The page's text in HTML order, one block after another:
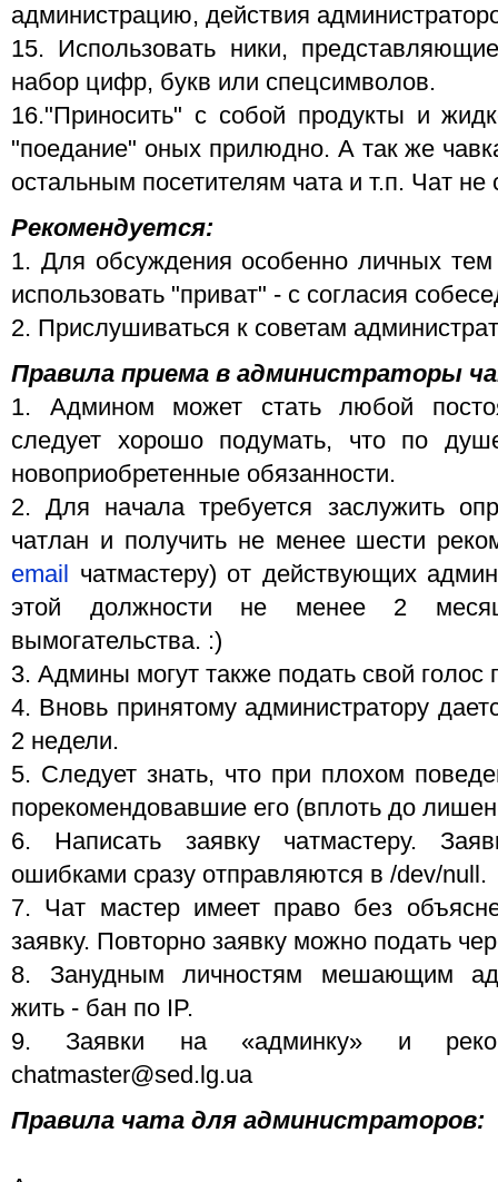
администрацию, действия
15. Использовать ники,
набор цифр, букв или спецсимволов.
16."Приносить" с собой продукты и
"поедание" оных прилюдно. А так же
остальным посетителям чата и т.п. Чат не
Рекомендуется:
1. Для обсуждения особенно личных
использовать "приват" - с согласия
2. Прислушиваться к советам
Правила приема в администраторы
1. Админом может стать любой
следует хорошо подумать, что по
новоприобретенные обязанности.
2. Для начала требуется заслужить
чатлан и получить не менее шести
email
чатмастеру) от действующих
этой должности не менее 2
вымогательства. :)
3. Админы могут также подать свой голос
4. Вновь принятому администратору
2 недели.
5. Следует знать, что при плохом
порекомендовавшие его (вплоть до
6. Написать заявку чатмастеру.
ошибками сразу отправляются в /dev/null.
7. Чат мастер имеет право без
заявку. Повторно заявку можно подать
8. Занудным личностям мешающим
жить - бан по IP.
9. Заявки на «админку» и
chatmaster@sed.lg.ua
Правила чата для администраторов: